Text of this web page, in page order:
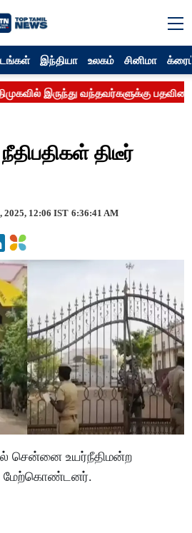
இந்தியா உலகம் சினிமா
திடீர்
2025, 12:06 IST 6:36:41 AM
சென்னை உயர்நீதிமன்ற
மேற்கொண்டனர்.